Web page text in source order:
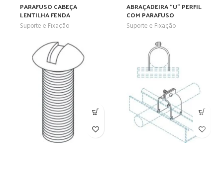
PARAFUSO CABEÇA
LENTILHA FENDA
Suporte e Fixação
ABRAÇADEIRA “U” PERFIL
COM PARAFUSO
Suporte e Fixação